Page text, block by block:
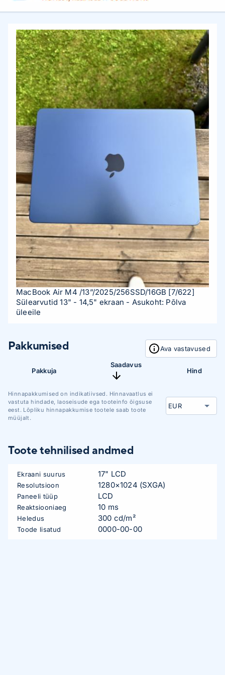
MacBook Air M4 /13”/2025/256SSD/16GB [7/622]
Sülearvutid 13" - 14,5" ekraan - Asukoht: Põlva
üleeile
Pakkumised Ava vastavused
Pakkuja
Saadavus
Hind
Hinnapakkumised on indikatiivsed. Hinnavaatlus ei
vastuta hindade, laoseisude ega tooteinfo õigsuse
eest. Lõpliku hinnapakkumise tootele saab toote
müüjalt.
Toote tehnilised andmed
Ekraani suurus 17" LCD
Resolutsioon 1280×1024 (SXGA)
Paneeli tüüp LCD
Reaktsiooniaeg 10 ms
Heledus 300 cd/m²
Toode lisatud 0000-00-00